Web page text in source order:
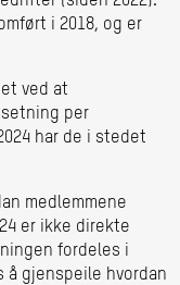
i 2018, og er
ved at
per
har de i stedet
medlemmene
er ikke direkte
fordeles i
å gjenspeile hvordan